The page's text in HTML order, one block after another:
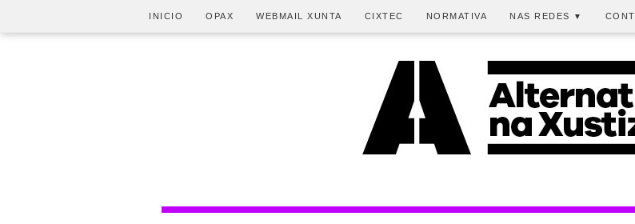
INICIO OPAX WEBMAIL XUNTA CIXTEC NORMATIVA NAS REDES ▼